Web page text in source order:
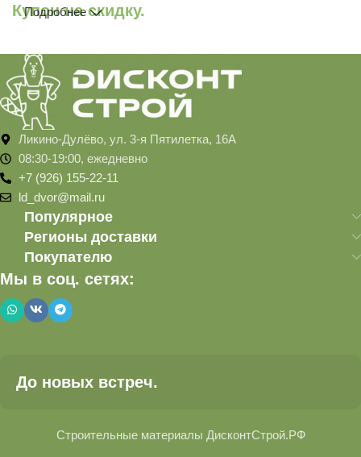
Купон на скидку.
Подробнее
Ликино-Дулёво, ул. 3-я Пятилетка, 16А
08:30-19:00, ежедневно
+7 (926) 155-22-11
ld_dvor@mail.ru
Популярное
Регионы доставки
Покупателю
Мы в соц. сетях:
До новых встреч.
Строительные материалы ДисконтСтрой.РФ